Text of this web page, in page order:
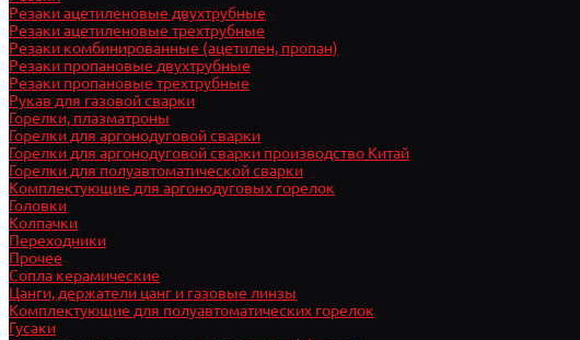
Резаки ацетиленовые двухтрубные
Резаки ацетиленовые трехтрубные
Резаки комбинированные (ацетилен, пропан)
Резаки пропановые двухтрубные
Резаки пропановые трехтрубные
Рукав для газовой сварки
Горелки, плазматроны
Горелки для аргонодуговой сварки
Горелки для аргонодуговой сварки производство Китай
Горелки для полуавтоматической сварки
Комплектующие для аргонодуговых горелок
Головки
Колпачки
Переходники
Прочее
Сопла керамические
Цанги, держатели цанг и газовые линзы
Комплектующие для полуавтоматических горелок
Гусаки